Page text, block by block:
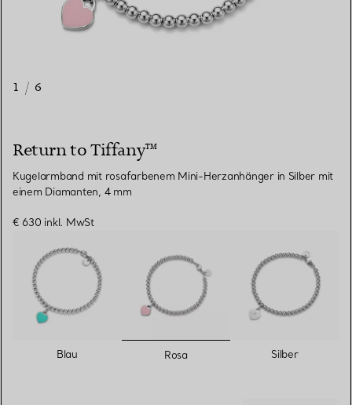
1 / 6
Return to Tiffany™
Kugelarmband mit rosafarbenem Mini-Herzanhänger in Silber mit
einem Diamanten, 4 mm
€ 630 inkl. MwSt
Blau Rosa Silber